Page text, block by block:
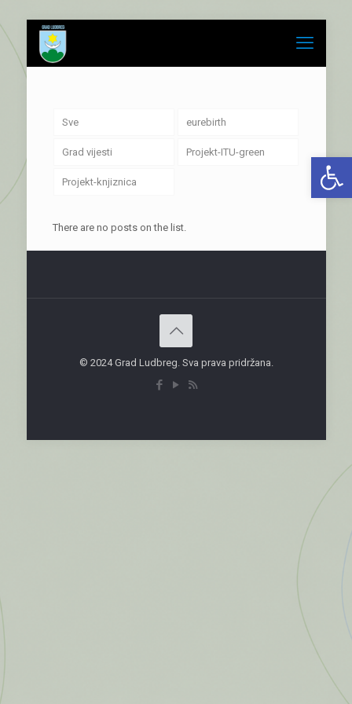
Sve eurebirth
Grad vijesti Projekt-ITU-green
Projekt-knjiznica
There are no posts on the list.
© 2024 Grad Ludbreg. Sva prava pridržana.